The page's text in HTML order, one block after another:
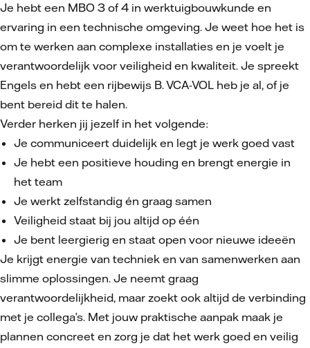
Je hebt een MBO 3 of 4 in werktuigbouwkunde en
ervaring in een technische omgeving. Je weet hoe het is
om te werken aan complexe installaties en je voelt je
verantwoordelijk voor veiligheid en kwaliteit. Je spreekt
Engels en hebt een rijbewijs B. VCA-VOL heb je al, of je
bent bereid dit te halen.
Verder herken jij jezelf in het volgende:
Je communiceert duidelijk en legt je werk goed vast
Je hebt een positieve houding en brengt energie in
het team
Je werkt zelfstandig én graag samen
Veiligheid staat bij jou altijd op één
Je bent leergierig en staat open voor nieuwe ideeën
Je krijgt energie van techniek en van samenwerken aan
slimme oplossingen. Je neemt graag
verantwoordelijkheid, maar zoekt ook altijd de verbinding
met je collega’s. Met jouw praktische aanpak maak je
plannen concreet en zorg je dat het werk goed en veilig